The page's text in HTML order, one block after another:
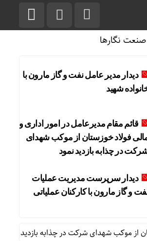
دیدار مدیر عامل نفت و گاز مارون با
شهید
قائم مقام مدیرعامل در امور اداری و
فولاد خوزستان از موکب شهدای
در چذابه بازدید نمود
دیدار سرپرست مدیریت عملیات
و گاز مارون با کارکنان عملیاتی
از موکب شهدای شرکت در چذابه بازدید نمود